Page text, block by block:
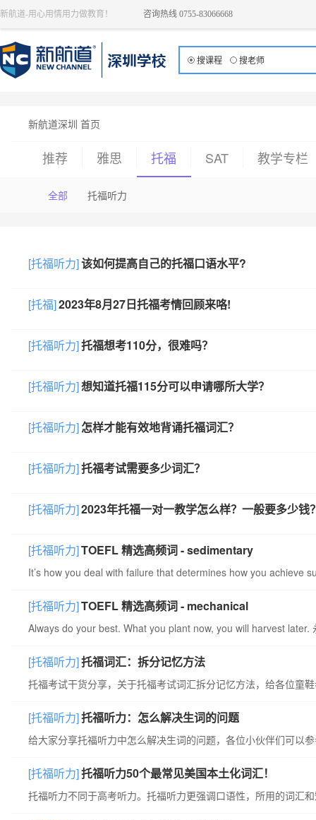
新航道-用心用情用力做教育！ 咨询热线 0755-83066668
搜课程 搜老师
新航道深圳 首页
推荐 雅思 托福 SAT 教学专栏
全部 托福听力
[托福听力]该如何提高自己的托福口语水平?
[托福]2023年8月27日托福考情回顾来咯!
[托福听力]托福想考110分，很难吗？
[托福听力]想知道托福115分可以申请哪所大学？
[托福听力]怎样才能有效地背诵托福词汇？
[托福听力]托福考试需要多少词汇？
[托福听力]2023年托福一对一教学怎么样？一般要多少钱
[托福听力]TOEFL 精选高频词 - sedimentary
It’s how you deal with failure that determines how you achieve
[托福听力]TOEFL 精选高频词 - mechanical
Always do your best. What you plant now, you will harvest later.
[托福听力]托福词汇：拆分记忆方法
托福考试干货分享，关于托福考试词汇拆分记忆方法，给各位童
[托福听力]托福听力：怎么解决生词的问题
给大家分享托福听力中怎么解决生词的问题，各位小伙伴们可以
[托福听力]托福听力50个最常见美国本土化词汇！